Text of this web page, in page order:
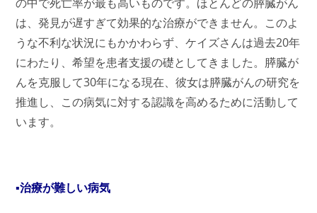
は、発見が遅すぎて効果的な治療ができません。このよ
うな不利な状況にもかかわらず、ケイズさんは過去20年
にわたり、希望を患者支援の礎としてきました。膵臓が
んを克服して30年になる現在、彼女は膵臓がんの研究を
推進し、この病気に対する認識を高めるために活動して
います。
▪治療が難しい病気